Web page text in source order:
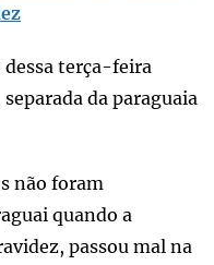
dessa terça-feira
da paraguaia
não foram
quando a
passou mal na